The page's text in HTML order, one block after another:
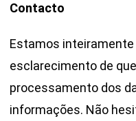
Contacto
Estamos
esclarecimento de
processamento dos
informações. Não